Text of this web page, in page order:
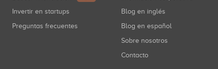
Invertir en startups
Preguntas frecuentes
Blog en inglés
Blog en español
Sobre nosotros
Contacto